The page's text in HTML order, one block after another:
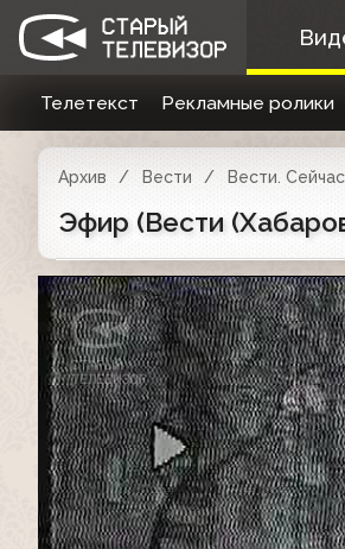
Телетекст Рекламные ролики
Архив Вести Вести. Сейчас
Эфир (Вести